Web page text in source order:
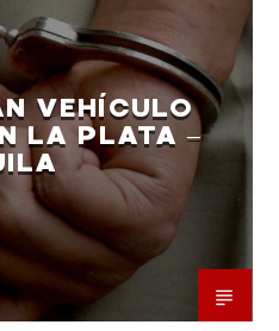
VEHÍCULO
LA PLATA –